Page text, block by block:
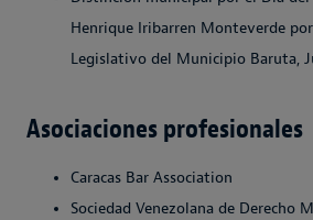
Henrique Iribarren Monteverde
Legislativo del Municipio Baruta,
Asociaciones profesionales
Caracas Bar Association
Sociedad Venezolana de Derecho